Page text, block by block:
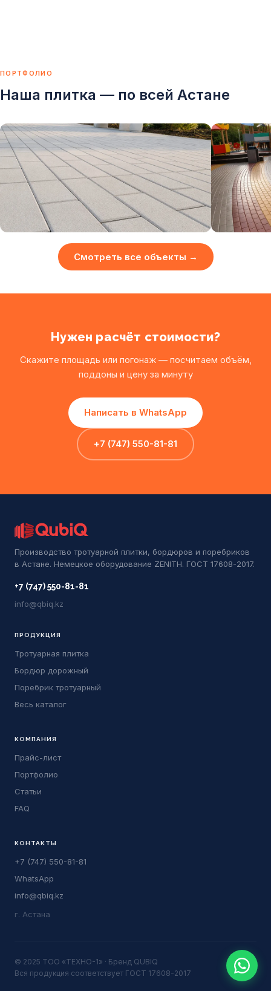
ПОРТФОЛИО
Наша плитка — по всей Астане
Смотреть все объекты →
Нужен расчёт стоимости?
Скажите площадь или погонаж — посчитаем объём,
поддоны и цену за минуту
Написать в WhatsApp
+7 (747) 550-81-81
Производство тротуарной плитки, бордюров и поребриков
в Астане. Немецкое оборудование ZENITH. ГОСТ 17608-2017.
+7 (747) 550-81-81
info@qbiq.kz
ПРОДУКЦИЯ
Тротуарная плитка
Бордюр дорожный
Поребрик тротуарный
Весь каталог
КОМПАНИЯ
Прайс-лист
Портфолио
Статьи
FAQ
КОНТАКТЫ
+7 (747) 550-81-81
WhatsApp
info@qbiq.kz
г. Астана
© 2025 ТОО «ТЕХНО-1» · Бренд QUBIQ
Вся продукция соответствует ГОСТ 17608-2017